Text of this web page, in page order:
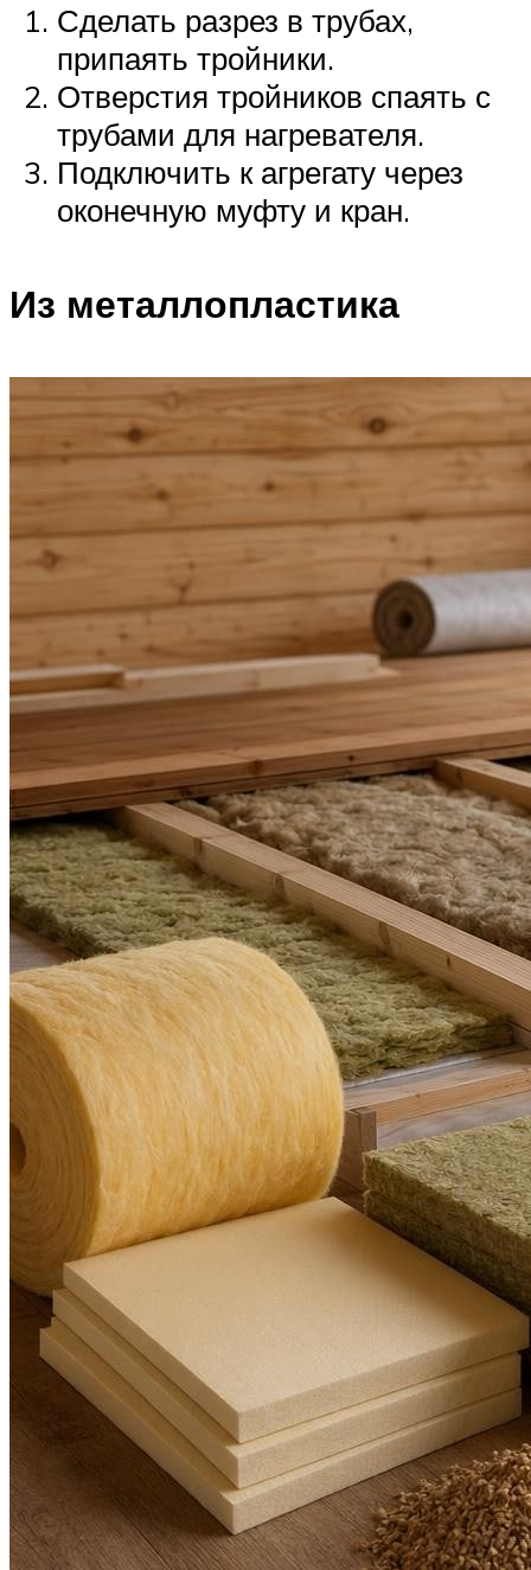
Сделать разрез в трубах,
припаять тройники.
Отверстия тройников спаять с
трубами для нагревателя.
Подключить к агрегату через
оконечную муфту и кран.
Из металлопластика